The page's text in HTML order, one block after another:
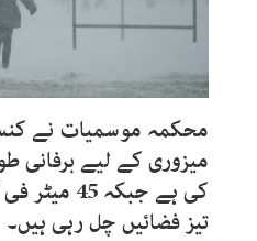
محکمہ موسمیات نے
میزوری کے لیے برفانی
کی ہے جبکہ
تیز فضائیں چل رہی ہیں۔